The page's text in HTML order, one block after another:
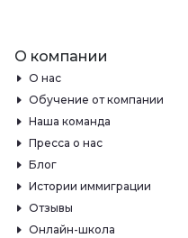
О компании
О нас
Обучение от компании
Наша команда
Пресса о нас
Блог
Истории иммиграции
Отзывы
Онлайн-школа